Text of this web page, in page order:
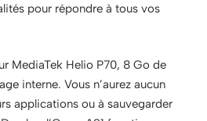
pour répondre à tous vos
MediaTek Helio P70, 8 Go de
interne. Vous n’aurez aucun
applications ou à sauvegarder